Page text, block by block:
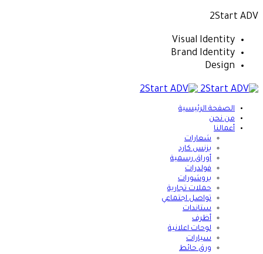
2Start ADV
Visual Identity
Brand Identity
Design
الصفحة الرئيسية
من نحن
أعمالنا
شعارات
بزنس كارد
أوراق رسمية
فولدرات
بروشورات
حملات تجارية
تواصل اجتماعي
ستاندات
أظرف
لوحات اعلانية
سيارات
ورق حائط